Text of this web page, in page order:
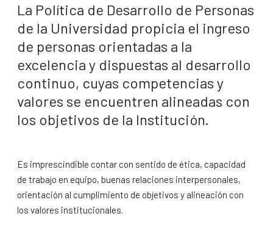
La Política de Desarrollo de Personas
de la Universidad propicia el ingreso
de personas orientadas a la
excelencia y dispuestas al desarrollo
continuo, cuyas competencias y
valores se encuentren alineadas con
los objetivos de la Institución.
Es imprescindible contar con sentido de ética, capacidad
de trabajo en equipo, buenas relaciones interpersonales,
orientación al cumplimiento de objetivos y alineación con
los valores institucionales.